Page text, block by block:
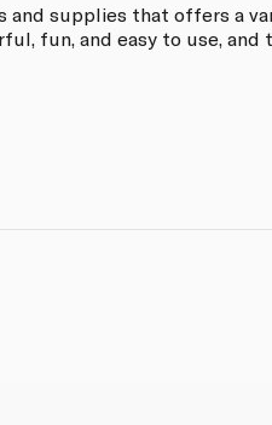
and supplies that offers a
fun, and easy to use,